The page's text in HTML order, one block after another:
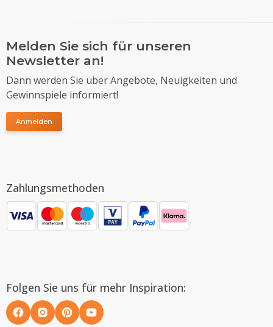
Melden Sie sich für unseren
Newsletter an!
Dann werden Sie über Angebote, Neuigkeiten und
Gewinnspiele informiert!
Anmelden
Zahlungsmethoden
Folgen Sie uns für mehr Inspiration: